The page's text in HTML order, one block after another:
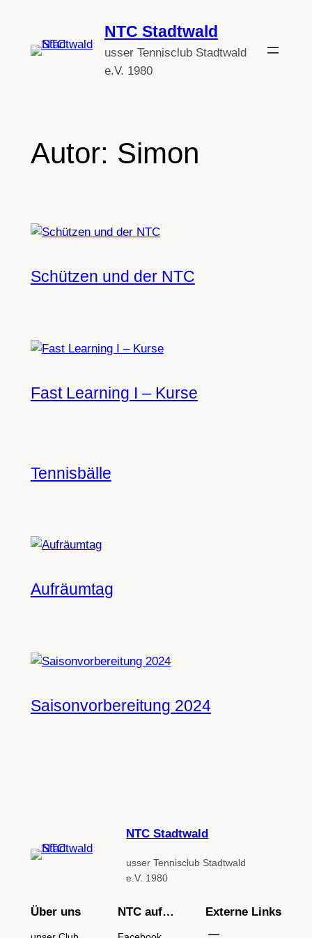
springen
NTC Stadtwald
usser Tennisclub Stadtwald
e.V. 1980
Autor: Simon
Schützen und der NTC
Fast Learning I – Kurse
Tennisbälle
Aufräumtag
Saisonvorbereitung 2024
NTC Stadtwald
usser Tennisclub Stadtwald
e.V. 1980
Über uns NTC auf… Externe Links